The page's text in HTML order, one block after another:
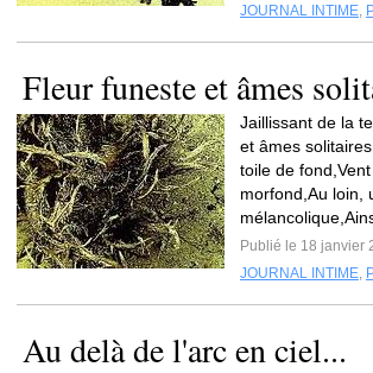
JOURNAL INTIME,
Fleur funeste et âmes
Jaillissant de la
et âmes
toile de
morfond,Au loin,
Publié le 18 janvier
JOURNAL INTIME,
Au delà de l'arc en ciel...